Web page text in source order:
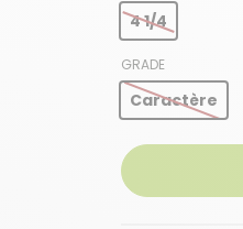
4 1/4
GRADE
Caractère